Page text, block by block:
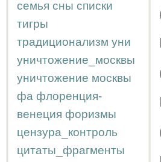
семья сны списки
тигры
традиционализм уни
уничтожение_москвы
уничтожение москвы
фа флоренция-
венеция форизмы
цензура_контроль
цитаты_фрагменты